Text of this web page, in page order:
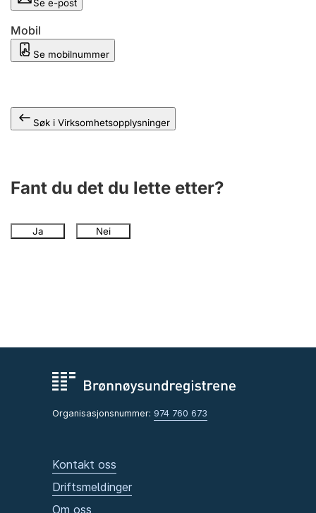
Se e-post
Mobil
Se mobilnummer
Søk i Virksomhetsopplysninger
Fant du det du lette etter?
Ja Nei
Organisasjonsnummer: 974 760 673
Kontakt oss
Driftsmeldinger
Om oss